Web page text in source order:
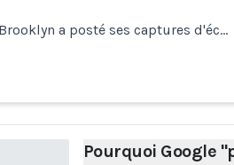
a posté ses captures d'éc…
Pourquoi Google